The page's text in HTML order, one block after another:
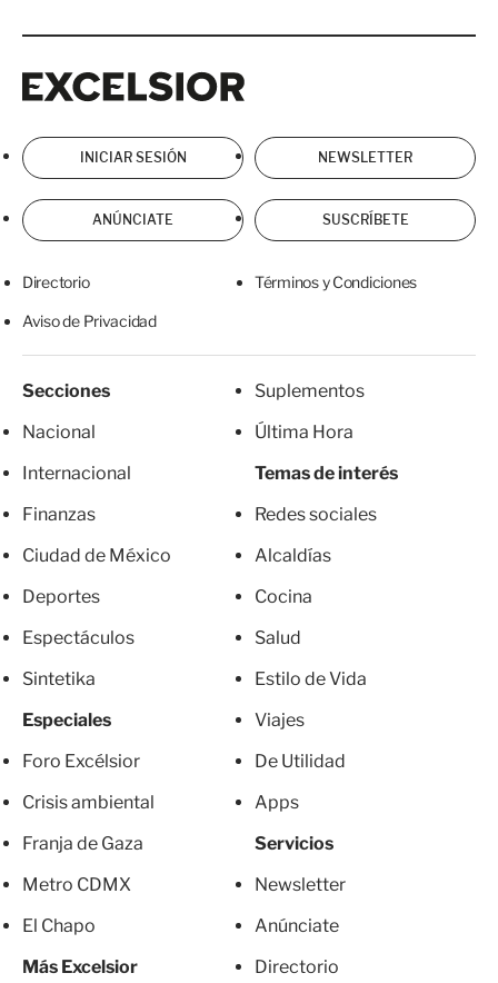
INICIAR SESIÓN NEWSLETTER
ANÚNCIATE SUSCRÍBETE
Directorio Términos y Condiciones
Aviso de Privacidad
Secciones
Nacional
Internacional
Finanzas
Ciudad de México
Deportes
Espectáculos
Sintetika
Especiales
Foro Excélsior
Crisis ambiental
Franja de Gaza
Metro CDMX
El Chapo
Más Excelsior
Suplementos
Última Hora
Temas de interés
Redes sociales
Alcaldías
Cocina
Salud
Estilo de Vida
Viajes
De Utilidad
Apps
Servicios
Newsletter
Anúnciate
Directorio